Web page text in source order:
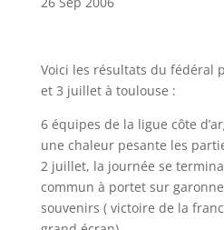
Voici les résultats du fédéral
et 3 juillet à toulouse :
6 équipes de la ligue côte
une chaleur pesante les
2 juillet, la journée se
commun à portet sur
souvenirs ( victoire de la